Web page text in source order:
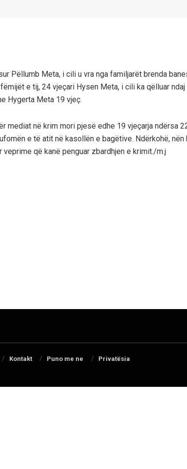
Pëllumb Meta, i cili u vra nga familjarët brenda
e tij, 24 vjeçari Hysen Meta, i cili ka qëlluar
Hygerta Meta 19 vjeç.
mediat në krim mori pjesë edhe 19 vjeçarja ndërsa
e të atit në kasollën e bagëtive. Ndërkohë, nën
që kanë penguar zbardhjen e krimit./m.j
Kontakt Puno me ne Privatësia